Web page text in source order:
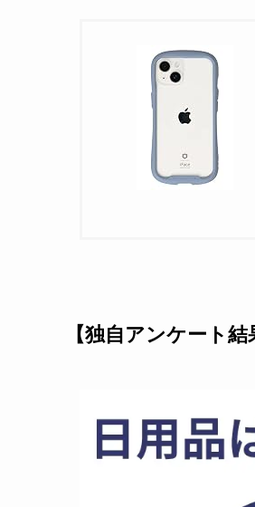
【独自アンケート